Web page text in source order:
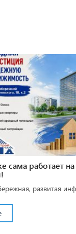
сама работает
развитая